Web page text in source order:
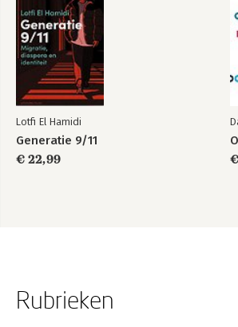
Lotfi El Hamidi
Generatie 9/11
€ 22,99
Rubrieken